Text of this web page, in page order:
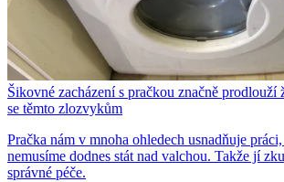
Šikovné zacházení s pračkou značně prodlouží
se těmto zlozvykům
Pračka nám v mnoha ohledech usnadňuje
nemusíme dodnes stát nad valchou. Takže jí
správné péče.